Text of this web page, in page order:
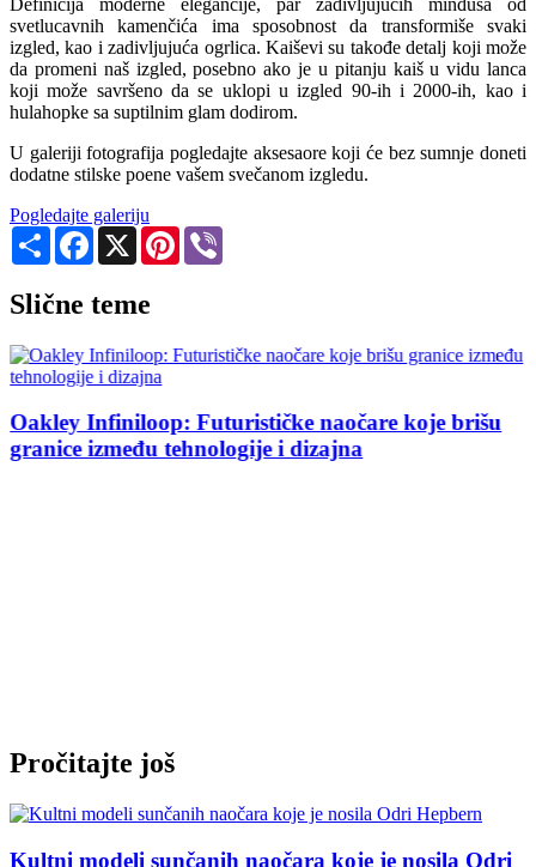
svetlucavnih kamenčića ima sposobnost da transformiše svaki
izgled, kao i zadivljujuća ogrlica. Kaiševi su takođe detalj koji može
da promeni naš izgled, posebno ako je u pitanju kaiš u vidu lanca
koji može savršeno da se uklopi u izgled 90-ih i 2000-ih, kao i
hulahopke sa suptilnim glam dodirom.
U galeriji fotografija pogledajte aksesaore koji će bez sumnje doneti
dodatne stilske poene vašem svečanom izgledu.
Pogledajte galeriju
Share Facebook
X Pinterest
Slične teme
Oakley Infiniloop: Futurističke naočare koje brišu
granice između tehnologije i dizajna
Pročitajte još
Kultni modeli sunčanih naočara koje je nosila Odri